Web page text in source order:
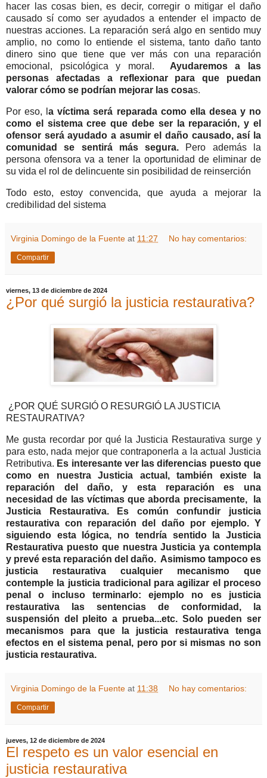
hacer las cosas bien, es decir, corregir o mitigar el daño
causado sí como ser ayudados a entender el impacto de
nuestras acciones. La reparación será algo en sentido muy
amplio, no como lo entiende el sistema, tanto daño tanto
dinero sino que tiene que ver más con una reparación
emocional, psicológica y moral. Ayudaremos a las
personas afectadas a reflexionar para que puedan
valorar cómo se podrían mejorar las cosas.
Por eso, la víctima será reparada como ella desea y no
como el sistema cree que debe ser la reparación, y el
ofensor será ayudado a asumir el daño causado, así la
comunidad se sentirá más segura. Pero además la
persona ofensora va a tener la oportunidad de eliminar de
su vida el rol de delincuente sin posibilidad de reinserción
Todo esto, estoy convencida, que ayuda a mejorar la
credibilidad del sistema
Virginia Domingo de la Fuente at 11:27 No hay comentarios:
Compartir
viernes, 13 de diciembre de 2024
¿Por qué surgió la justicia restaurativa?
¿POR QUÉ SURGIÓ O RESURGIÓ LA JUSTICIA
RESTAURATIVA?
Me gusta recordar por qué la Justicia Restaurativa surge y
para esto, nada mejor que contraponerla a la actual Justicia
Retributiva. Es interesante ver las diferencias puesto que
como en nuestra Justicia actual, también existe la
reparación del daño, y esta reparación es una
necesidad de las víctimas que aborda precisamente, la
Justicia Restaurativa. Es común confundir justicia
restaurativa con reparación del daño por ejemplo. Y
siguiendo esta lógica, no tendría sentido la Justicia
Restaurativa puesto que nuestra Justicia ya contempla
y prevé esta reparación del daño. Asimismo tampoco es
justicia restaurativa cualquier mecanismo que
contemple la justicia tradicional para agilizar el proceso
penal o incluso terminarlo: ejemplo no es justicia
restaurativa las sentencias de conformidad, la
suspensión del pleito a prueba...etc. Solo pueden ser
mecanismos para que la justicia restaurativa tenga
efectos en el sistema penal, pero por si mismas no son
justicia restaurativa.
Virginia Domingo de la Fuente at 11:38 No hay comentarios:
Compartir
jueves, 12 de diciembre de 2024
El respeto es un valor esencial en
justicia restaurativa